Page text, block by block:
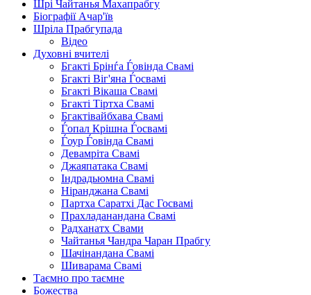
Шрі Чайтанья Махапрабгу
Біографії Ачар'їв
Шріла Прабгупада
Відео
Духовні вчителі
Бгакті Брінѓа Ѓовінда Свамі
Бгакті Віг'яна Ѓосвамі
Бгакті Вікаша Свамі
Бгакті Тіртха Свамі
Бгактівайбхава Свамі
Ѓопал Крішна Ѓосвамі
Ѓоур Ѓовінда Свамі
Девамріта Свамі
Джаяпатака Свамі
Індрадьюмна Свамі
Ніранджана Свамі
Партха Саратхі Дас Госвамі
Прахладанандана Свамі
Радханатх Свами
Чайтанья Чандра Чаран Прабгу
Шачінандана Свамі
Шиварама Свамі
Таємно про таємне
Божества